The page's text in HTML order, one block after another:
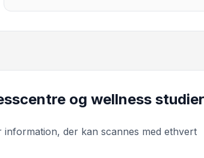
og wellness
information, der kan scannes med ethvert